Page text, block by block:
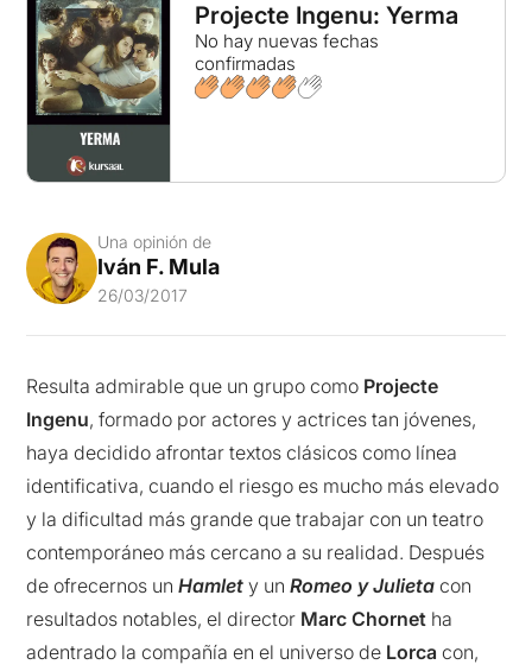
Projecte Ingenu: Yerma
No hay nuevas fechas
confirmadas
Una opinión de
Iván F. Mula
26/03/2017
Resulta admirable que un grupo como Projecte
Ingenu, formado por actores y actrices tan jóvenes,
haya decidido afrontar textos clásicos como línea
identificativa, cuando el riesgo es mucho más elevado
y la dificultad más grande que trabajar con un teatro
contemporáneo más cercano a su realidad. Después
de ofrecernos unHamlet y unRomeo y Julieta con
resultados notables, el director Marc Chornet ha
adentrado la compañía en el universo de Lorca con,